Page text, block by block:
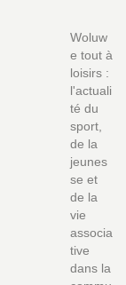
Woluw
e tout à
loisirs :
l'actuali
té du
sport,
de la
jeunes
se et
de la
vie
associa
tive
dans la